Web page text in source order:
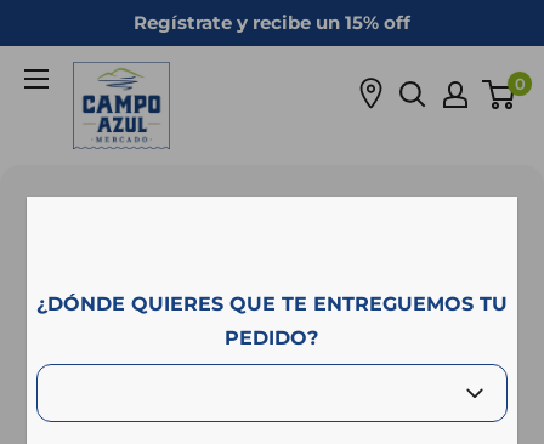
directamente
contenido
Regístrate y recibe un 15% off
¿DÓNDE QUIERES QUE TE ENTREGUEMOS TU
PEDIDO?
Campo
Azul
0